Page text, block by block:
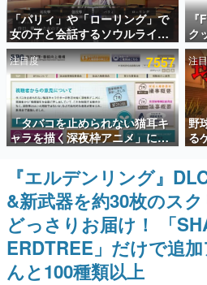
アプリセール情報
インタビュー
連載・特集一覧
殿堂入り記事
SNS拡散数が数千以上！
ど。多くの人々に読まれ
事をまとめました。
ゲームの企画書
名作ゲームクリエイター
聞きし、ヒットする企画
きます。
赫本
この物語を解いてはいけ
の形をした短編ホラー小説
「パリィ」や「ローリング」で
女の子と会話するソウルライク
恋愛ゲーム『小早川さんはソウ
ルライク』無料公開。返事に失
敗すると「YOU DIED」
ク
「
ズ
注目度 7557
「タバコを止められない猫耳キ
ャラを描く深夜枠アニメ」に視
聴者の一部から批判意見。違法
薬物の使用と思しき描写も含め
て、BPOが議論を交わす
注
野
る
対
ダ
プ
『エルデンリング』
&新武器を約30枚のス
どっさりお届け！ 「
ERDTREE」だけで追
んと100種類以上